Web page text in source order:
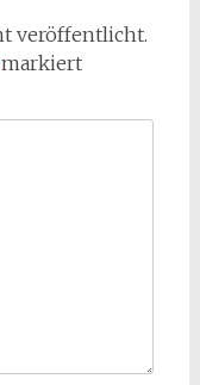
veröffentlicht.
markiert